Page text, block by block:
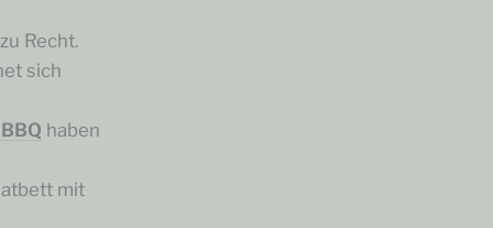
Recht.
sich
haben
mit